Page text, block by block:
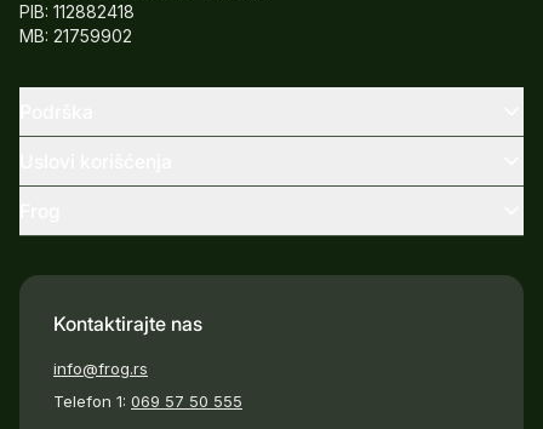
PIB: 112882418
MB: 21759902
Kontaktirajte nas
info@frog.rs
Telefon 1: 069 57 50 555